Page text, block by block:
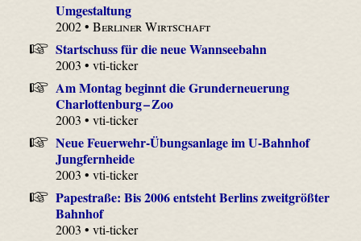
Umgestaltung
2002 •Berliner Wirtschaft
Startschuss für die neue Wannseebahn
2003 • vti-ticker
Am Montag beginnt die Grunderneuerung
Charlottenburg – Zoo
2003 • vti-ticker
Neue Feuerwehr-Übungsanlage im U-Bahnhof
Jungfernheide
2003 • vti-ticker
Papestraße: Bis 2006 entsteht Berlins zweitgrößter
Bahnhof
2003 • vti-ticker